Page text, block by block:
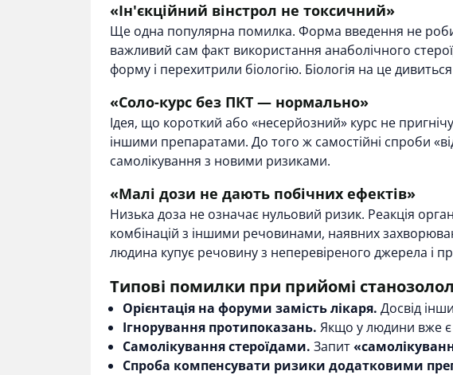
«Ін'єкційний вінстрол не токсичний»
Ще одна популярна помилка. Форма введення не
важливий сам факт використання анаболічного
форму і перехитрили біологію. Біологія на це
«Соло-курс без ПКТ — нормально»
Ідея, що короткий або «несерйозний» курс не
іншими препаратами. До того ж самостійні спроби
самолікування з новими ризиками.
«Малі дози не дають побічних ефектів»
Низька доза не означає нульовий ризик. Реакція
комбінацій з іншими речовинами, наявних
людина купує речовину з неперевіреного джерела і
Типові помилки при прийомі
Орієнтація на форуми замість лікаря. Досвід
Ігнорування протипоказань. Якщо у людини вже є
Самолікування стероїдами. Запит
Спроба компенсувати ризики додатковими